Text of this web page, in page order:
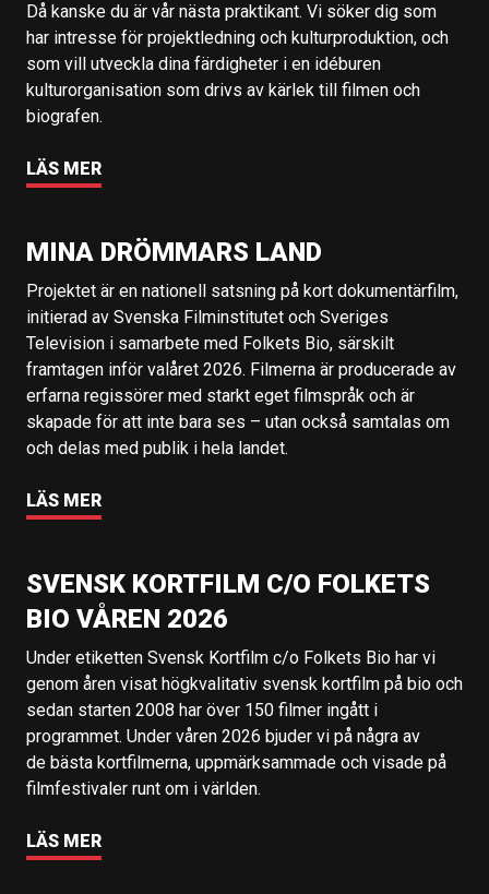
Då kanske du är vår nästa praktikant. Vi söker dig som
har intresse för projektledning och kulturproduktion, och
som vill utveckla dina färdigheter i en idéburen
kulturorganisation som drivs av kärlek till filmen och
biografen.
LÄS MER
MINA DRÖMMARS LAND
Projektet är en nationell satsning på kort dokumentärfilm,
initierad av Svenska Filminstitutet och Sveriges
Television i samarbete med Folkets Bio, särskilt
framtagen inför valåret 2026. Filmerna är producerade av
erfarna regissörer med starkt eget filmspråk och är
skapade för att inte bara ses – utan också samtalas om
och delas med publik i hela landet.
LÄS MER
SVENSK KORTFILM C/O FOLKETS
BIO VÅREN 2026
Under etiketten Svensk Kortfilm c/o Folkets Bio har vi
genom åren visat högkvalitativ svensk kortfilm på bio och
sedan starten 2008 har över 150 filmer ingått i
programmet. Under våren 2026 bjuder vi på några av
de bästa kortfilmerna, uppmärksammade och visade på
filmfestivaler runt om i världen.
LÄS MER